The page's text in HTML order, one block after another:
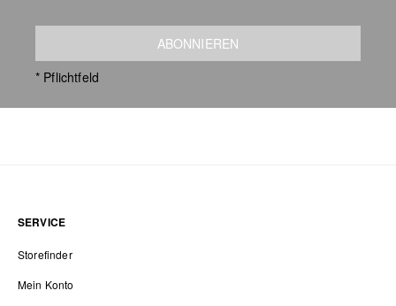
ABONNIEREN
* Pflichtfeld
SERVICE
Storefinder
Mein Konto